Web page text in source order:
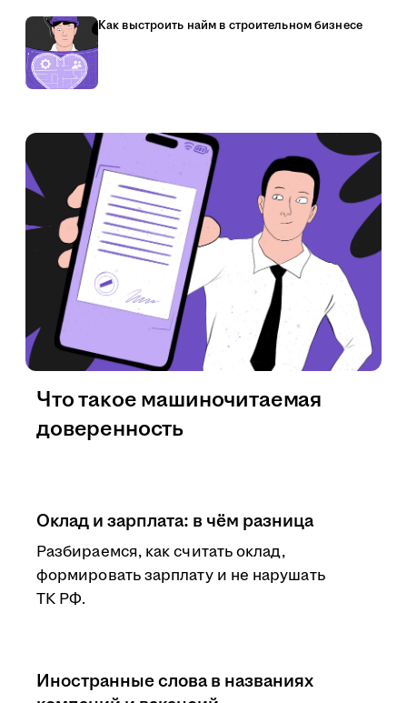
Как выстроить найм в строительном бизнесе
Оклад и зарплата: в чём разница
Разбираемся, как считать оклад,
формировать зарплату и не нарушать
ТК РФ.
Иностранные слова в названиях
Что такое машиночитаемая
доверенность